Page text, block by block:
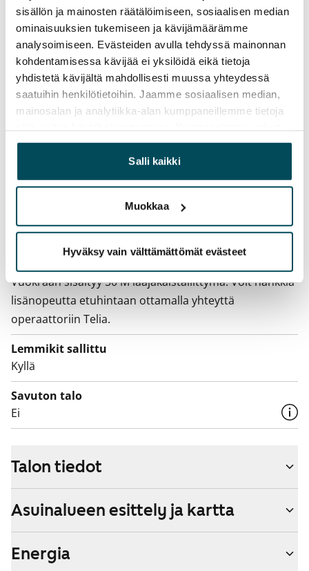
sisällön ja mainosten räätälöimiseen, sosiaalisen median
ominaisuuksien tukemiseen ja kävijämäärämme
analysoimiseen. Evästeiden avulla tehdyssä mainonnan
kohdentamisessa kävijää ei yksilöidä eikä tietoja
yhdistetä kävijältä mahdollisesti muussa yhteydessä
saatuihin henkilötietoihin. Jaamme sosiaalisen median,
mainosalan ja analytiikka-alan kumppaneillemme tietoja
yhdistää näitä tietoja muihin tietoihin, joita olet antanut
heille tai joita on kerätty, kun olet käyttänyt heidän
palvelujaan.
Salli kaikki
Muokkaa
Hyväksy vain välttämättömät evästeet
Toistaiseksi voimassa oleva, minimi asumisaika
12 kk
Irtisanomis­mahdollisuus
12 kk vuokrasopimuksesta tai sopimussakolla
aiemmin
Pakollinen, ei sisälly vuokraan
27 €/hlö/kk
Vuokralainen solmii itse sähkösopimuksen.
Vuokraan sisältyy 50 M laajakaistaliittymä. Voit hankkia
lisänopeutta etuhintaan ottamalla yhteyttä
operaattoriin Telia.
Lemmikit sallittu
Kyllä
Savuton talo
Ei
Talon tiedot
Asuinalueen esittely ja kartta
Energia